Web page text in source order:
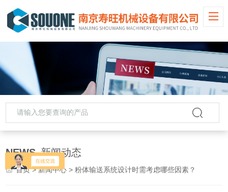
NEWS 新闻动态
首页>新闻中心 > 粉体输送系统设计时需考虑哪些因素？